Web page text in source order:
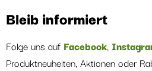
Bleib informiert
Folge uns auf Facebook,
Produktneuheiten, Aktionen oder